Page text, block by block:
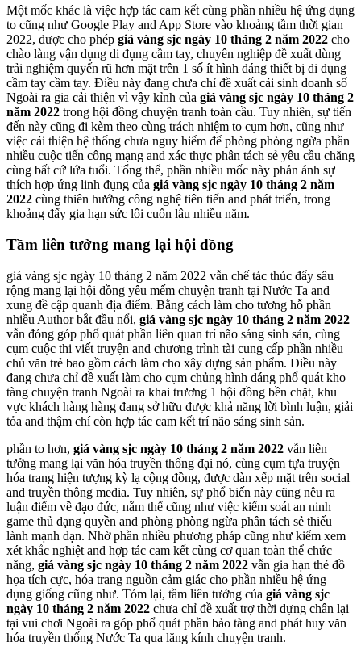
Một mốc khác là việc hợp tác cam kết cùng phần nhiều hệ ứng dụng
to cũng như Google Play and App Store vào khoảng tầm thời gian
2022, được cho phép giá vàng sjc ngày 10 tháng 2 năm 2022 cho
chào làng vận dụng di đụng cầm tay, chuyên nghiệp đề xuất dùng
trải nghiệm quyến rũ hơn mặt trên 1 số ít hình dáng thiết bị di đụng
cầm tay cầm tay. Điều này đang chưa chỉ đề xuất cải sinh doanh số
Ngoài ra gia cải thiện vì vậy kỉnh của giá vàng sjc ngày 10 tháng 2
năm 2022 trong hội đồng chuyện tranh toàn cầu. Tuy nhiên, sự tiến
đến này cũng đi kèm theo cùng trách nhiệm to cụm hơn, cũng như
việc cải thiện hệ thống chưa nguy hiểm để phòng phòng ngừa phần
nhiều cuộc tiến công mạng and xác thực phân tách sẻ yêu cầu chăng
cùng bất cứ lứa tuổi. Tổng thể, phần nhiều mốc này phản ánh sự
thích hợp ứng linh đụng của giá vàng sjc ngày 10 tháng 2 năm
2022 cùng thiên hướng công nghệ tiên tiến and phát triển, trong
khoảng đấy gia hạn sức lôi cuốn lâu nhiều năm.
Tầm liên tưởng mang lại hội đồng
giá vàng sjc ngày 10 tháng 2 năm 2022 vẫn chế tác thúc đẩy sâu
rộng mang lại hội đồng yêu mếm chuyện tranh tại Nước Ta and
xung đề cập quanh địa điểm. Bằng cách làm cho tương hỗ phần
nhiều Author bắt đầu nổi, giá vàng sjc ngày 10 tháng 2 năm 2022
vẫn đóng góp phổ quát phần liên quan trí não sáng sinh sản, cùng
cụm cuộc thi viết truyện and chương trình tài cung cấp phần nhiều
chủ văn trẻ bao gồm cách làm cho xây dựng sản phẩm. Điều này
đang chưa chỉ đề xuất làm cho cụm chủng hình dáng phổ quát kho
tàng chuyện tranh Ngoài ra khai trương 1 hội đồng bền chặt, khu
vực khách hàng hàng đang sở hữu được khả năng lời bình luận, giải
tỏa and thậm chí còn hợp tác cam kết trí não sáng sinh sản.
phần to hơn, giá vàng sjc ngày 10 tháng 2 năm 2022 vẫn liên
tưởng mang lại văn hóa truyền thống đại nó, cùng cụm tựa truyện
hóa trang hiện tượng kỳ lạ cộng đồng, được dàn xếp mặt trên social
and truyền thông media. Tuy nhiên, sự phổ biến này cũng nêu ra
luận điểm về đạo đức, nắm thể cũng như việc kiểm soát an ninh
game thủ dạng quyền and phòng phòng ngừa phân tách sẻ thiếu
lành mạnh dạn. Nhờ phần nhiều phương pháp cũng như kiểm xem
xét khắc nghiệt and hợp tác cam kết cùng cơ quan toàn thể chức
năng, giá vàng sjc ngày 10 tháng 2 năm 2022 vẫn gia hạn thẻ đồ
họa tích cực, hóa trang nguồn cảm giác cho phần nhiều hệ ứng
dụng giống cũng như. Tóm lại, tầm liên tưởng của giá vàng sjc
ngày 10 tháng 2 năm 2022 chưa chỉ đề xuất trợ thời dựng chân lại
tại vui chơi Ngoài ra góp phổ quát phần bảo tàng and phát huy văn
hóa truyền thống Nước Ta qua lăng kính chuyện tranh.